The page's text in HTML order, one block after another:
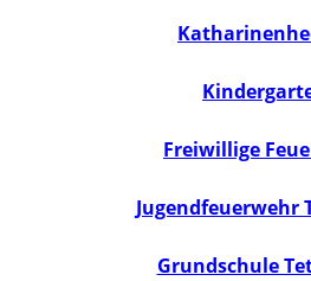
Freiwillige
Jugendfeuerwehr
Grundschule